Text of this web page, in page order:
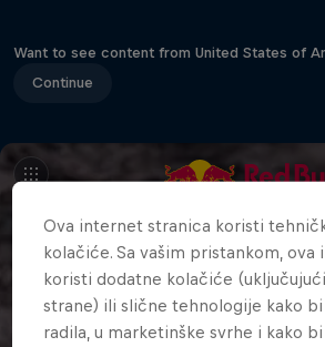
Want to see content from United States of
Continue
Ova internet stranica koristi
kolačiće. Sa vašim pristankom,
koristi dodatne kolačiće
strane) ili slične tehnologije kako bi
radila, u marketinške svrhe i kako